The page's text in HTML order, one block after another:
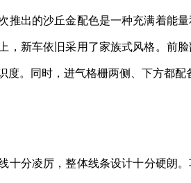
推出的沙丘金配色是一种充满着能
，新车依旧采用了家族式风格。前
度。同时，进气格栅两侧、下方都配
十分凌厉，整体线条设计十分硬朗